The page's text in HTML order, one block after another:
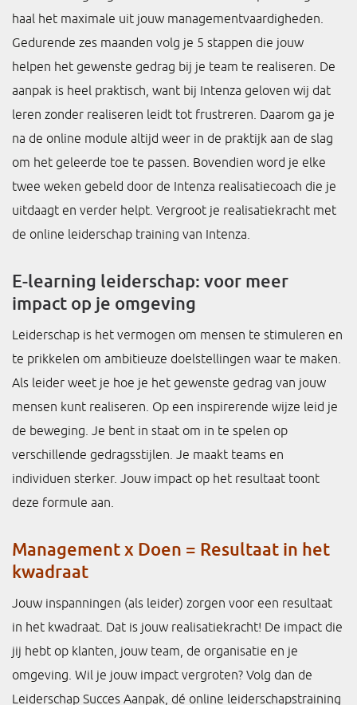
haal het maximale uit jouw managementvaardigheden.
Gedurende zes maanden volg je 5 stappen die jouw
helpen het gewenste gedrag bij je team te realiseren. De
aanpak is heel praktisch, want bij Intenza geloven wij dat
leren zonder realiseren leidt tot frustreren. Daarom ga je
na de online module altijd weer in de praktijk aan de slag
om het geleerde toe te passen. Bovendien word je elke
twee weken gebeld door de Intenza realisatiecoach die je
uitdaagt en verder helpt. Vergroot je realisatiekracht met
de online leiderschap training van Intenza.
E-learning leiderschap: voor meer
impact op je omgeving
Leiderschap is het vermogen om mensen te stimuleren en
te prikkelen om ambitieuze doelstellingen waar te maken.
Als leider weet je hoe je het gewenste gedrag van jouw
mensen kunt realiseren. Op een inspirerende wijze leid je
de beweging. Je bent in staat om in te spelen op
verschillende gedragsstijlen. Je maakt teams en
individuen sterker. Jouw impact op het resultaat toont
deze formule aan.
Management x Doen = Resultaat in het
kwadraat
Jouw inspanningen (als leider) zorgen voor een resultaat
in het kwadraat. Dat is jouw realisatiekracht! De impact die
jij hebt op klanten, jouw team, de organisatie en je
omgeving. Wil je jouw impact vergroten? Volg dan de
Leiderschap Succes Aanpak, dé online leiderschapstraining